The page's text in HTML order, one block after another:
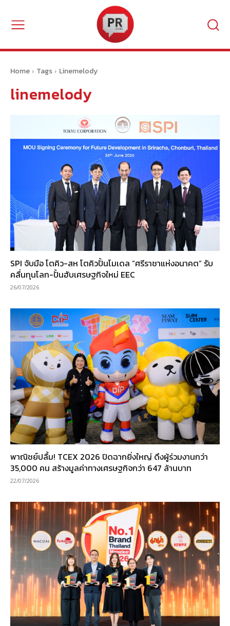
Home Tags Linemelody
linemelody
SPI จับมือ โตคิว-สห โตคิวปั้นโมเดล “ศรีราชาแห่งอนาคต” รับ
คลื่นทุนโลก-ปั้นฮับเศรษฐกิจใหม่ EEC
26/07/2026
พาณิชย์ปลื้ม! TCEX 2026 ปิดฉากยิ่งใหญ่ ดึงผู้ร่วมงานกว่า
35,000 คน สร้างมูลค่าทางเศรษฐกิจกว่า 647 ล้านบาท
22/07/2026